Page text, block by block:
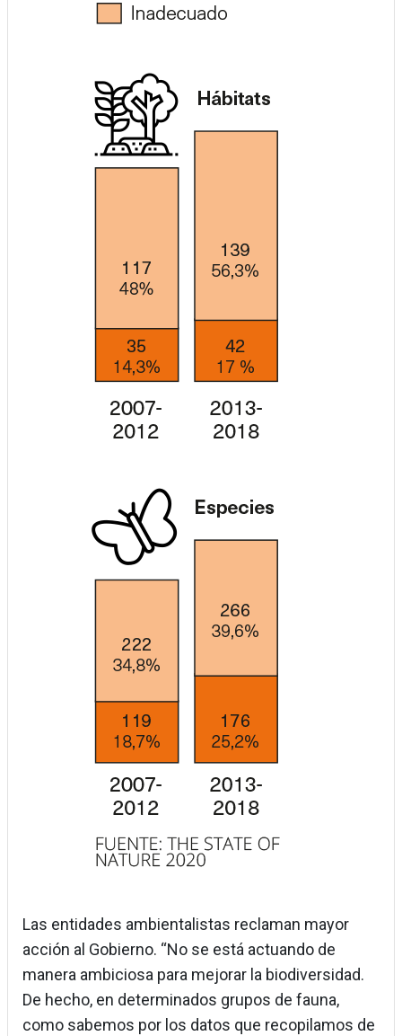
Las entidades ambientalistas reclaman mayor
acción al Gobierno. “No se está actuando de
manera ambiciosa para mejorar la biodiversidad.
De hecho, en determinados grupos de fauna,
como sabemos por los datos que recopilamos de